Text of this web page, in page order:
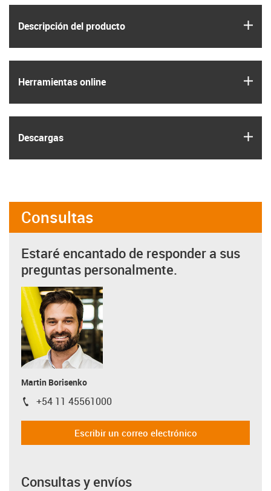
Descripción del producto
Herramientas online
Descargas
Consultas
Estaré encantado de responder a sus
preguntas personalmente.
Martin Borisenko
igus-icon-phone
+54 11 45561000
Escribir un correo electrónico
Consultas y envíos